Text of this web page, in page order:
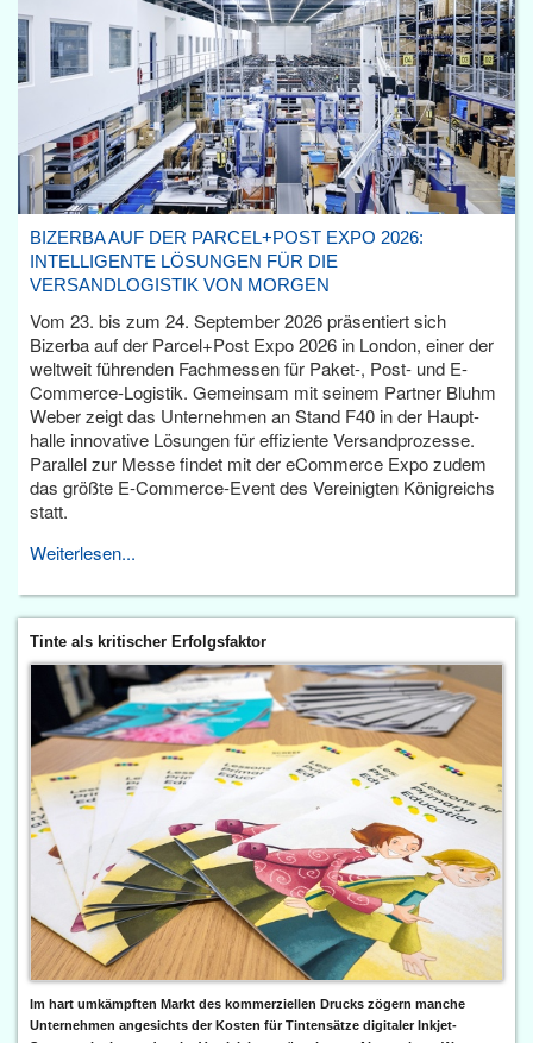
BIZERBA AUF DER PARCEL+POST EXPO 2026:
INTELLIGENTE LÖSUNGEN FÜR DIE
VERSANDLOGISTIK VON MORGEN
Vom 23. bis zum 24. September 2026 präsentiert sich
Bizerba auf der Parcel+Post Expo 2026 in London, einer der
weltweit führenden Fachmessen für Paket-, Post- und E-
Commerce-Logistik. Gemeinsam mit seinem Partner Bluhm
Weber zeigt das Unternehmen an Stand F40 in der Haupt­
halle innovative Lösungen für effiziente Versandprozesse.
Parallel zur Messe findet mit der eCommerce Expo zudem
das größte E-Commerce-Event des Vereinigten Königreichs
statt.
Weiterlesen...
Tinte als kritischer Erfolgsfaktor
Im hart umkämpften Markt des kommerziellen Drucks zögern manche
Unternehmen angesichts der Kosten für Tintensätze digitaler Inkjet-